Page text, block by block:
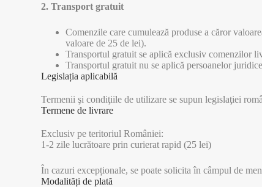
2. Transport gratuit
Comenzile care cumulează produse a căror
valoare de 25 de lei).
Transportul gratuit se aplică exclusiv comenzilor
Transportul gratuit nu se aplică persoanelor
Legislația aplicabilă
Termenii şi condiţiile de utilizare se supun legislaţiei
Termene de livrare
Exclusiv pe teritoriul României:
1-2 zile lucrătoare prin curierat rapid (25 lei)
În cazuri excepționale, se poate solicita în câmpul de
Modalități de plată